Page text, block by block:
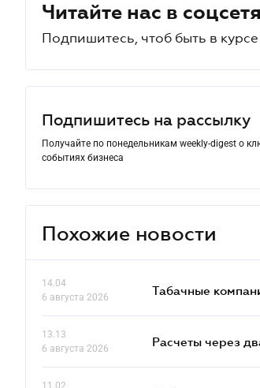
Читайте нас в
Подпишитесь, чтоб быть в
Подпишитесь на рассылку
Получайте по понедельникам weekly-digest о
событиях бизнеса
Похожие новости
14.04
6 августа 2026
Табачные
13.13
6 августа 2026
Расчеты через
11.02